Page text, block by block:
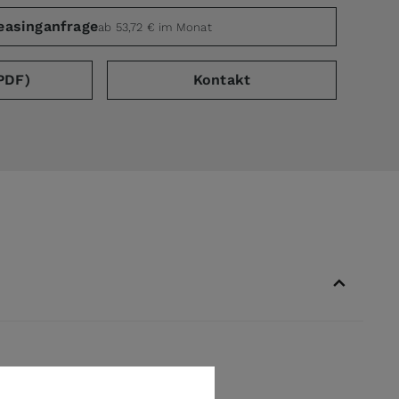
ab 53,72 € im Monat
Kontakt